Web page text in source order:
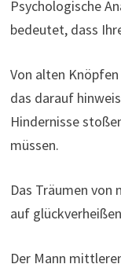
Psychologische
bedeutet, dass
Von alten
das darauf
Hindernisse
müssen.
Das Träumen von
auf
Der Mann